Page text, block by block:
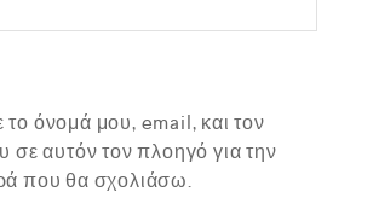
όνομά μου, email, και τον
σε αυτόν τον πλοηγό για την
που θα σχολιάσω.